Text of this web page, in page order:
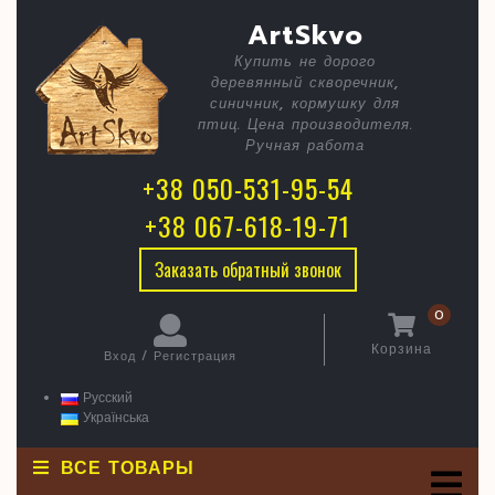
ArtSkvoдень
птиц
Купить не дорого
деревянный скворечник,
синичник, кормушку для
птиц. Цена производителя.
Ручная работа
+38 050-531-95-54
+38 067-618-19-71
Заказать обратный звонок
Вход / Регистрация
Корзина
0
Русский
Українська
ВСЕ ТОВАРЫ